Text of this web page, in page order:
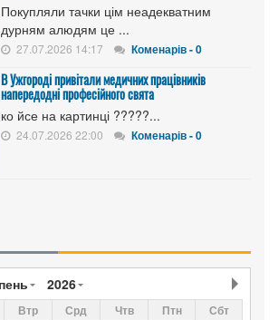
Покупляли тачки цім неадекватним
дурням алюдям це ...
27.07.2026 14:17 Коменарів - 0
В Ужгороді привітали медичних працівників
напередодні професійного свята
ко йсе на картинці ?????...
24.07.2026 22:00 Коменарів - 0
2026
Втр Срд Чтв Птн Сбт